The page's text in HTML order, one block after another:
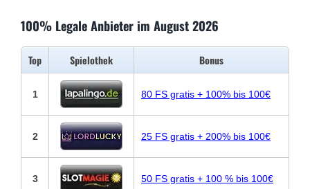
100% Legale Anbieter im August 2026
Top Spielothek Bonus
1 80 FS gratis + 100% bis 100€
2 25 FS gratis + 200% bis 100€
3 50 FS gratis + 100 % bis 100€